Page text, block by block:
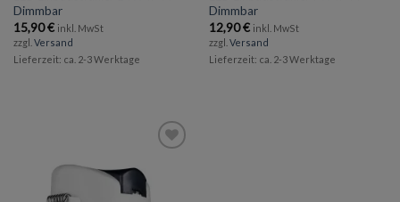
Dimmbar
15,90€ inkl. MwSt
zzgl. Versand
Lieferzeit: ca. 2-3 Werktage
Dimmbar
12,90€ inkl. MwSt
zzgl. Versand
Lieferzeit: ca. 2-3 Werktage